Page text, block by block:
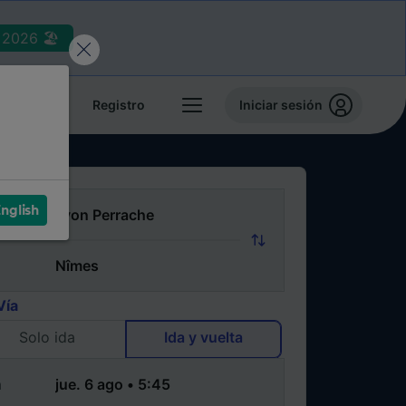
2026 🏖️
Registro Iniciar sesión
Solo ida
Ida y vuelta